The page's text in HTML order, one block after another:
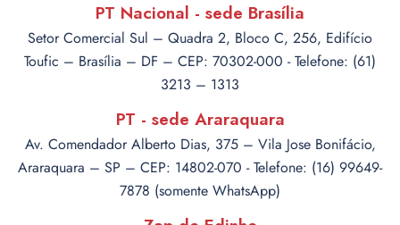
PT Nacional - sede Brasília
Setor Comercial Sul – Quadra 2, Bloco C, 256, Edifício
Toufic – Brasília – DF – CEP: 70302-000 - Telefone: (61)
3213 – 1313
PT - sede Araraquara
Av. Comendador Alberto Dias, 375 – Vila Jose Bonifácio,
Araraquara – SP – CEP: 14802-070 - Telefone: (16) 99649-
7878 (somente WhatsApp)